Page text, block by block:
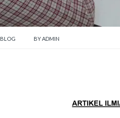
BLOG BYADMIN